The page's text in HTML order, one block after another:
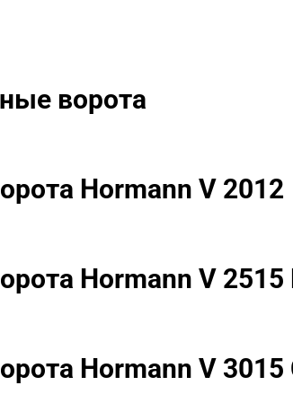
ворота
Hormann V 2012
Hormann V 2515
Hormann V 3015